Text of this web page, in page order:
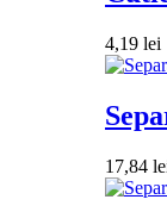
4,19 lei
17,84